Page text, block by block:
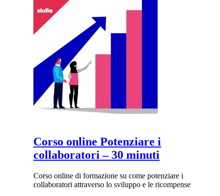
Corso online Potenziare i
collaboratori – 30 minuti
Corso online di formazione su come potenziare i
collaboratori attraverso lo sviluppo e le ricompense